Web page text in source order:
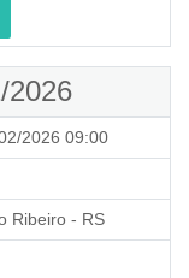
2026
2026 09:00
Ribeiro - RS